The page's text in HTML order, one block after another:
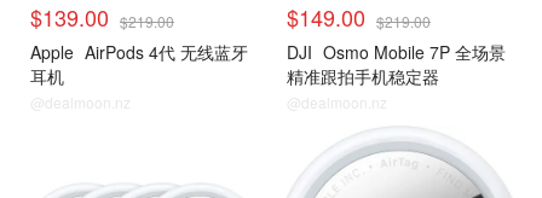
$139.00 $219.00
Apple AirPods 4代 ​​​​​​​无线蓝牙
耳机
@dealmoon.nz
$149.00 $219.00
DJI Osmo Mobile 7P 全场景
精准跟拍手机稳定器
@dealmoon.nz